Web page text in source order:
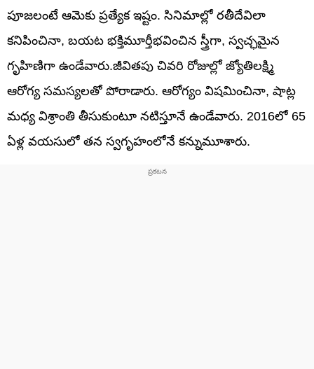
పూజలంటే ఆమెకు ప్రత్యేక ఇష్టం. సినిమాల్లో రతీదేవిలా
కనిపించినా, బయట భక్తిమూర్తీభవించిన స్త్రీగా, స్వచ్ఛమైన
గృహిణిగా ఉండేవారు.జీవితపు చివరి రోజుల్లో జ్యోతిలక్ష్మి
ఆరోగ్య సమస్యలతో పోరాడారు. ఆరోగ్యం విషమించినా, షాట్ల
మధ్య విశ్రాంతి తీసుకుంటూ నటిస్తూనే ఉండేవారు. 2016లో 65
ఏళ్ల వయసులో తన స్వగృహంలోనే కన్నుమూశారు.